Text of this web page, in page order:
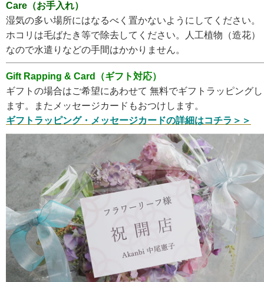
Care（お手入れ）
湿気の多い場所にはなるべく置かないようにしてください。
ホコリは毛ばたき等で除去してください。人工植物（造花）
なので水遣りなどの手間はかかりません。
Gift Rapping & Card（ギフト対応）
ギフトの場合はご希望にあわせて 無料でギフトラッピングし
ます。またメッセージカードもおつけします。
ギフトラッピング・メッセージカードの詳細はコチラ＞＞